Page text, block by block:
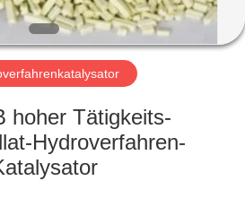
hoher Tätigkeits-
Hydroverfahren-